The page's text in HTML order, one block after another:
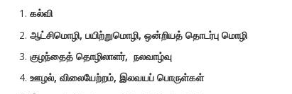
கல்வி
ஆட்சிமொழி, பயிற்றுமொழி, ஒன்றியத் தொடர்பு மொழி
குழந்தைத் தொழிலாளர், நலவாழ்வு
ஊழல், விலையேற்றம், இலவயப் பொருள்கள்